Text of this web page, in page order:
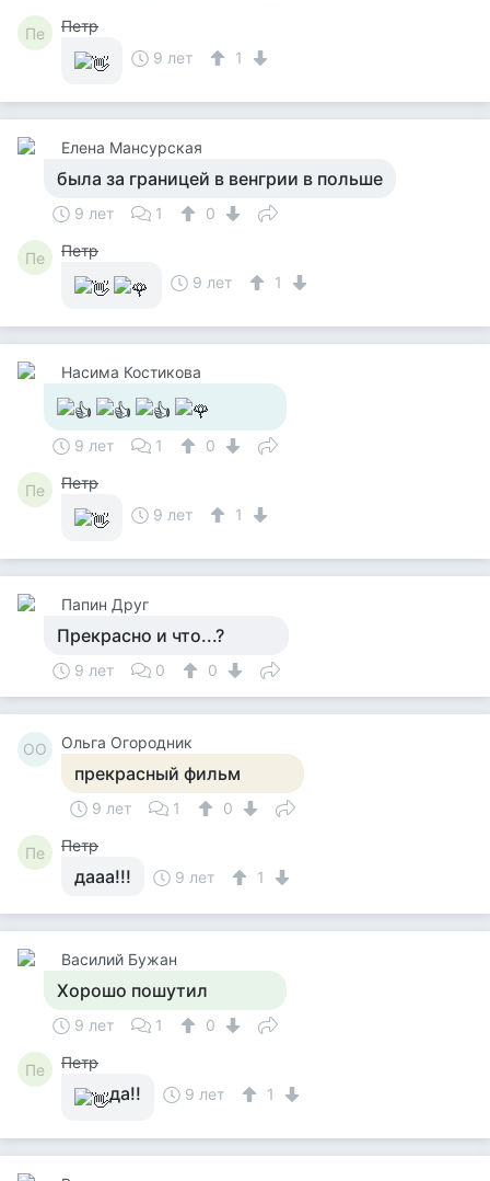
Пе
Петр
9 лет
1
Елена Мансурская
была за границей в венгрии в польше
9 лет 1 0
Пе
Петр
9 лет
1
Насима Костикова
9 лет 1 0
Пе
Петр
9 лет
1
Папин Друг
Прекрасно и что...?
9 лет 0 0
ОО Ольга Огородник
прекрасный фильм
9 лет 1 0
Пе Петр
дааа!!! 9 лет 1
Василий Бужан
Хорошо пошутил
9 лет 1 0
Пе Петр
да!! 9 лет 1